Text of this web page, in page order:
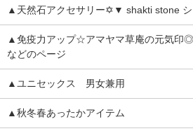
▲天然石アクセサリー✡▼ shakti stone シ
▲免疫力アップ☆アマヤマ草庵の元気印
などのページ
▲ユニセックス 男女兼用
▲秋冬春あったかアイテム